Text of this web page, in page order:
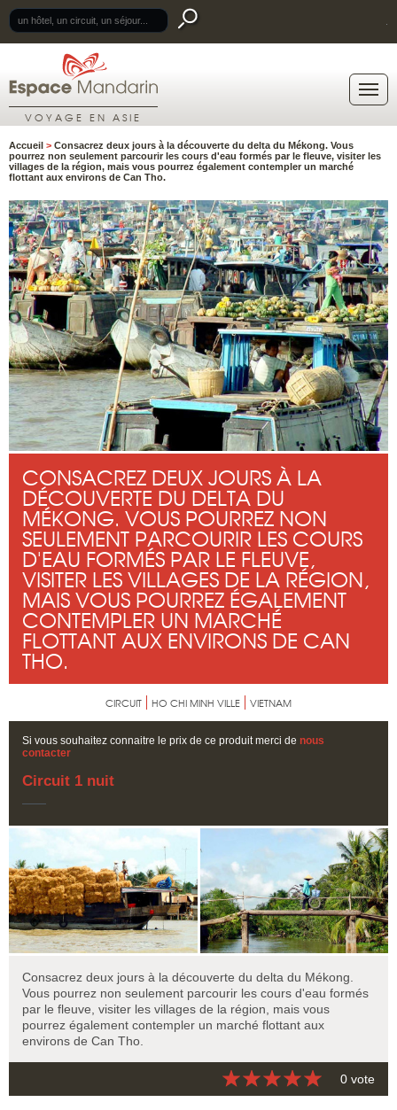
VOYAGE EN ASIE
Accueil > Consacrez deux jours à la découverte du delta du Mékong. Vous
pourrez non seulement parcourir les cours d'eau formés par le fleuve, visiter les
villages de la région, mais vous pourrez également contempler un marché
flottant aux environs de Can Tho.
CONSACREZ DEUX JOURS À LA
DÉCOUVERTE DU DELTA DU
MÉKONG. VOUS POURREZ NON
SEULEMENT PARCOURIR LES COURS
D'EAU FORMÉS PAR LE FLEUVE,
VISITER LES VILLAGES DE LA RÉGION,
MAIS VOUS POURREZ ÉGALEMENT
CONTEMPLER UN MARCHÉ
FLOTTANT AUX ENVIRONS DE CAN
THO.
CIRCUIT HO CHI MINH VILLE VIETNAM
Si vous souhaitez connaitre le prix de ce produit merci de nous
contacter
Circuit 1 nuit
Consacrez deux jours à la découverte du delta du Mékong.
Vous pourrez non seulement parcourir les cours d'eau formés
par le fleuve, visiter les villages de la région, mais vous
pourrez également contempler un marché flottant aux
environs de Can Tho.
0 vote